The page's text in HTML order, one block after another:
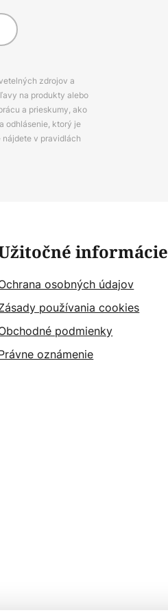
zdrojov a
na produkty alebo
a prieskumy, ako
odhlásenie, ktorý je
v pravidlách
informácie
osobných údajov
používania cookies
podmienky
oznámenie